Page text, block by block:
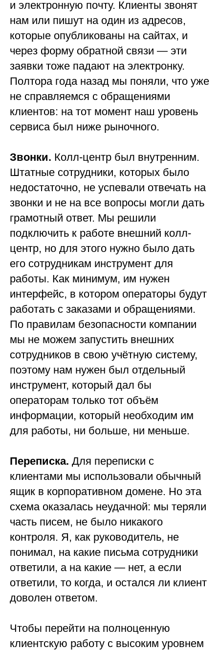
и электронную почту. Клиенты звонят
нам или пишут на один из адресов,
которые опубликованы на сайтах, и
через форму обратной связи — эти
заявки тоже падают на электронку.
Полтора года назад мы поняли, что уже
не справляемся с обращениями
клиентов: на тот момент наш уровень
сервиса был ниже рыночного.
Звонки. Колл-центр был внутренним.
Штатные сотрудники, которых было
недостаточно, не успевали отвечать на
звонки и не на все вопросы могли дать
грамотный ответ. Мы решили
подключить к работе внешний колл-
центр, но для этого нужно было дать
его сотрудникам инструмент для
работы. Как минимум, им нужен
интерфейс, в котором операторы будут
работать с заказами и обращениями.
По правилам безопасности компании
мы не можем запустить внешних
сотрудников в свою учётную систему,
поэтому нам нужен был отдельный
инструмент, который дал бы
операторам только тот объём
информации, который необходим им
для работы, ни больше, ни меньше.
Переписка. Для переписки с
клиентами мы использовали обычный
ящик в корпоративном домене. Но эта
схема оказалась неудачной: мы теряли
часть писем, не было никакого
контроля. Я, как руководитель, не
понимал, на какие письма сотрудники
ответили, а на какие — нет, а если
ответили, то когда, и остался ли клиент
доволен ответом.
Чтобы перейти на полноценную
клиентскую работу с высоким уровнем